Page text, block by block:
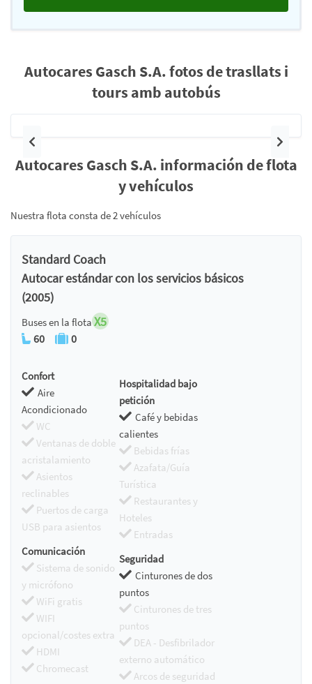
Autocares Gasch S.A. fotos de trasllats i
tours amb autobús
Anterior
Autocares Gasch S.A. información de flota
y vehículos
Nuestra flota consta de 2 vehículos
Standard Coach
Autocar estándar con los servicios básicos
(2005)
Buses en la flota X5
60 0
Confort
Aire
Acondicionado
WC
Ventanas de doble
acristalamiento
Asientos
reclinables
Puertos de carga
USB para asientos
Hospitalidad bajo
petición
Café y bebidas
calientes
Bebidas frías
Azafata/Guía
Turística
Restaurantes y
Hoteles
Entradas
Comunicación
Sistema de sonido
y micrófono
WiFi gratis
WIFI
opcional/costes extra
HDMI
Chromecast
Seguridad
Cinturones de dos
puntos
Cinturones de tres
puntos
DEA - Desfibrilador
externo automático
Arcos de seguridad